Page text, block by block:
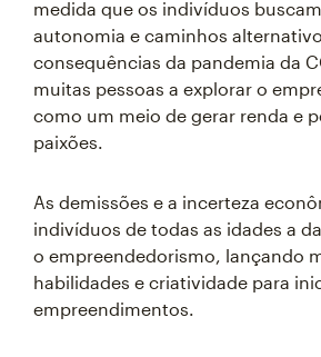
medida que os indivíduos
autonomia e caminhos
consequências da pandemia da
muitas pessoas a explorar o
como um meio de gerar renda e
paixões.
As demissões e a incerteza
indivíduos de todas as idades a
o empreendedorismo, lançando
habilidades e criatividade para
empreendimentos.